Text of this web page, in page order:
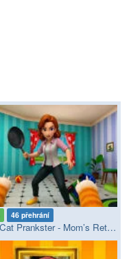
46 přehrání
Bad Cat Prankster - Mom’s Return